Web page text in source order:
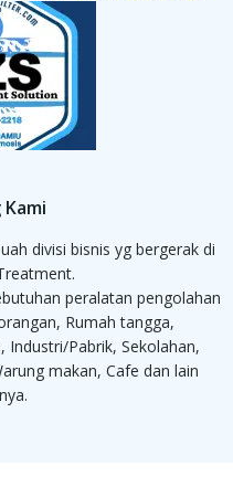
divisi bisnis yg bergerak di
peralatan pengolahan
Rumah tangga,
Industri/Pabrik, Sekolahan,
makan, Cafe dan lain